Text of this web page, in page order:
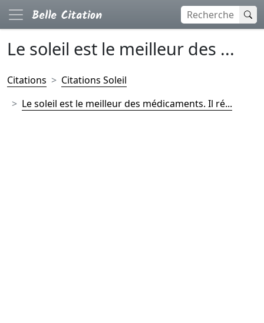
Le soleil est le meilleur des ...
Citations
Citations Soleil
Le soleil est le meilleur des médicaments. Il ré...